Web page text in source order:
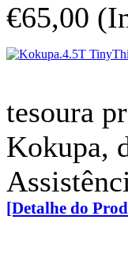
€65,00
tesoura
Kokupa,
[Detalhe do